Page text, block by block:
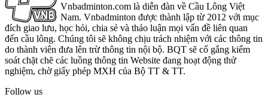
Vnbadminton.com là diễn đàn về Cầu Lông Việt
Nam. Vnbadminton được thành lập từ 2012 với mục
đích giao lưu, học hỏi, chia sẻ và thảo luận mọi vấn đề liên quan
đến cầu lông. Chúng tôi sẽ không chịu trách nhiệm với các thông tin
do thành viên đưa lên trừ thông tin nội bộ. BQT sẽ cố gắng kiểm
soát chặt chẽ các luồng thông tin Website đang hoạt động thử
nghiệm, chờ giấy phép MXH của Bộ TT & TT.
Follow us